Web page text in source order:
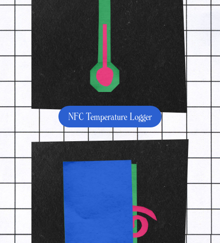
NFC Temperature Logger